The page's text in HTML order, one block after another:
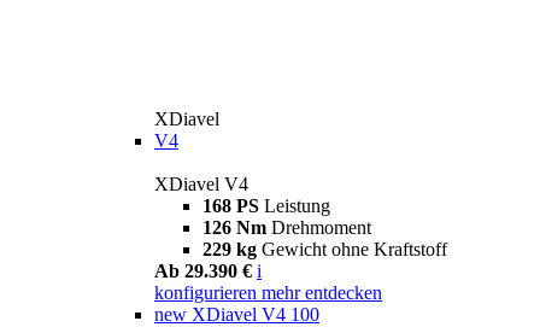
XDiavel
V4
XDiavel V4
168 PS Leistung
126 Nm Drehmoment
229 kg Gewicht ohne Kraftstoff
Ab 29.390 € i
konfigurieren mehr entdecken
new XDiavel V4 100